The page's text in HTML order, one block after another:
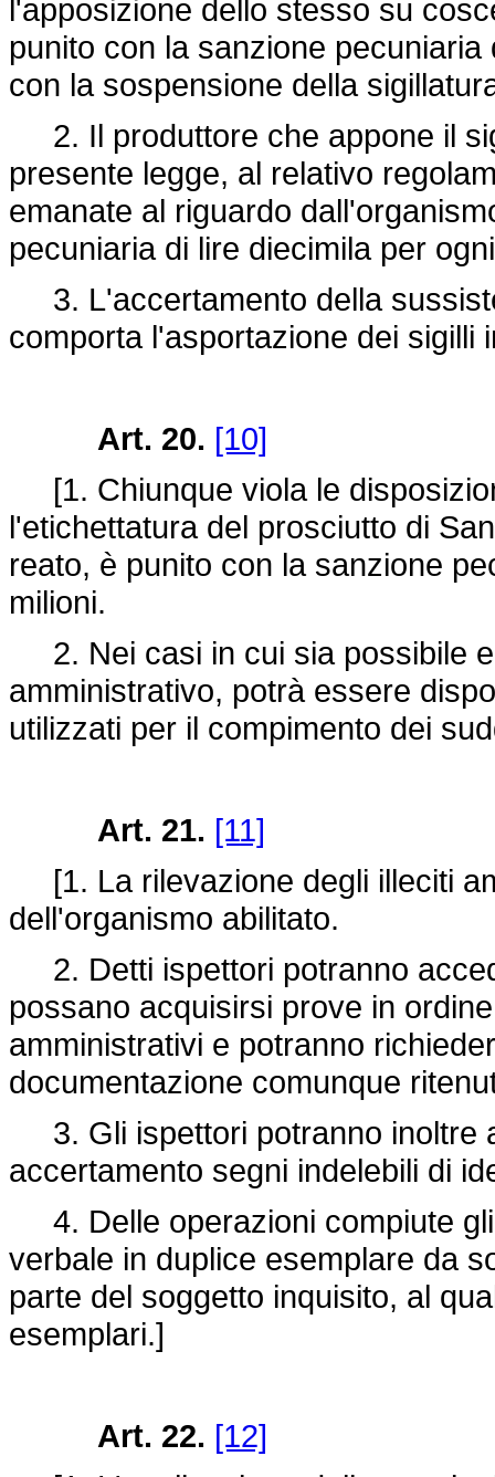
l'apposizione dello stesso su
punito con la sanzione
con la sospensione della
2. Il produttore che appone il
presente legge, al relativo
emanate al riguardo
pecuniaria di lire diecimila per
3. L'accertamento della
comporta l'asportazione dei sigilli
Art. 20. [10]
[1. Chiunque viola le
l'etichettatura del prosciutto di
reato, è punito con la sanzione
milioni.
2. Nei casi in cui sia possibile
amministrativo, potrà essere
utilizzati per il compimento dei
Art. 21. [11]
[1. La rilevazione degli illeciti
dell'organismo abilitato.
2. Detti ispettori potranno
possano acquisirsi prove in
amministrativi e potranno
documentazione comunque
3. Gli ispettori potranno inoltre
accertamento segni indelebili di
4. Delle operazioni compiute
verbale in duplice esemplare da
parte del soggetto inquisito, al
esemplari.]
Art. 22. [12]